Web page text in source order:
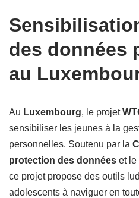
des données
au
Au Luxembourg, le projet
sensibiliser les jeunes à la
personnelles. Soutenu par la
protection des données et le
ce projet propose des outils
adolescents à naviguer en